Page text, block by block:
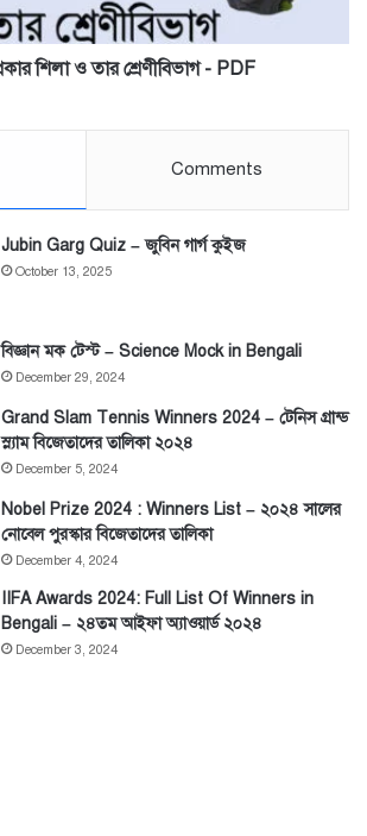
শিলা ও তার শ্রেণীবিভাগ - PDF
Comments
Jubin Garg Quiz – জুবিন গার্গ কুইজ
October 13, 2025
বিজ্ঞান মক টেস্ট – Science Mock in Bengali
December 29, 2024
Grand Slam Tennis Winners 2024 – টেনিস গ্রান্ড
স্ল্যাম বিজেতাদের তালিকা ২০২৪
December 5, 2024
Nobel Prize 2024 : Winners List – ২০২৪ সালের
নোবেল পুরস্কার বিজেতাদের তালিকা
December 4, 2024
IIFA Awards 2024: Full List Of Winners in
Bengali – ২৪তম আইফা অ্যাওয়ার্ড ২০২৪
December 3, 2024